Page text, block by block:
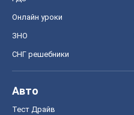
Онлайн уроки
ЗНО
СНГ решебники
Авто
Тест Драйв